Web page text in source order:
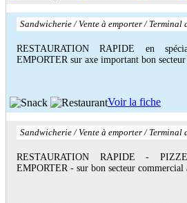
Sandwicherie / Vente à emporter / Terminal
RESTAURATION RAPIDE en
EMPORTER sur axe important bon secteur
Voir la fiche
Sandwicherie / Vente à emporter / Terminal
RESTAURATION RAPIDE -
EMPORTER - sur bon secteur commercial